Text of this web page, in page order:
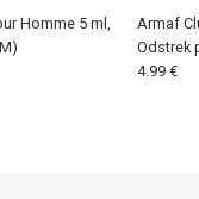
Homme 5 ml,
Armaf
Odstrek
4.99 €